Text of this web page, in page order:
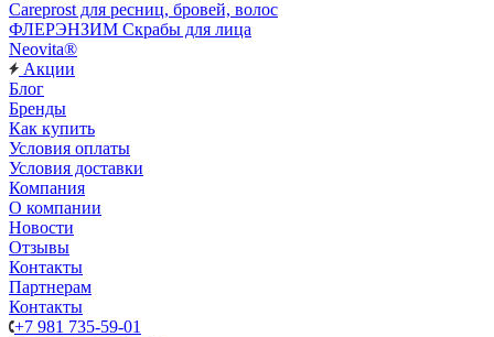
Careprost для ресниц, бровей, волос
ФЛЕРЭНЗИМ Скрабы для лица
Neovita®
Акции
Блог
Бренды
Как купить
Условия оплаты
Условия доставки
Компания
О компании
Новости
Отзывы
Контакты
Партнерам
Контакты
+7 981 735-59-01